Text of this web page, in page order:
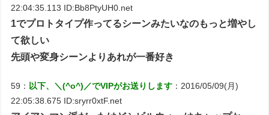
22:04:35.113 ID:Bb8PtyUH0.net
1でプロトタイプ作ってるシーンみたいなのもっと増やし
て欲しい
先頭や変身シーンよりあれが一番好き
59： 以下、＼(^o^)／でVIPがお送りします ：2016/05/09(月)
22:05:38.675 ID:sryrr0xtF.net